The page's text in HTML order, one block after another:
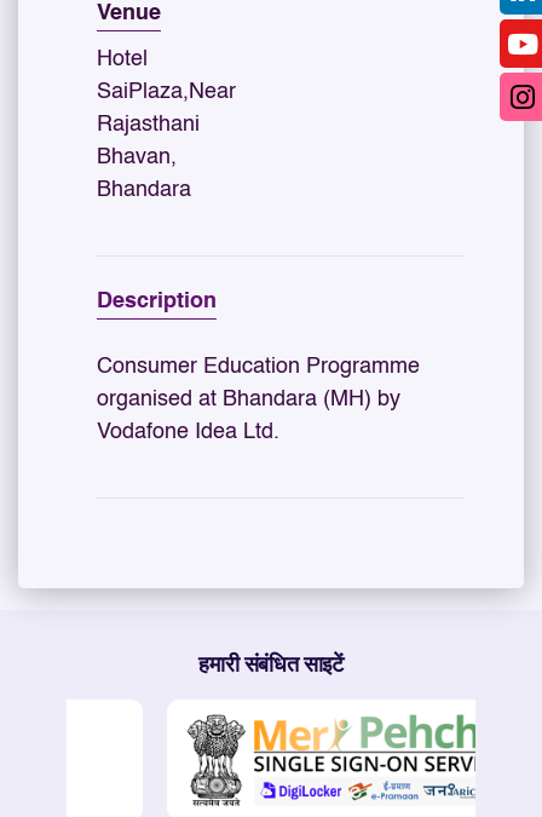
Venue
Hotel
SaiPlaza,Near
Rajasthani
Bhavan,
Bhandara
Description
Consumer Education Programme
organised at Bhandara (MH) by
Vodafone Idea Ltd.
हमारी संबंधित साइटें